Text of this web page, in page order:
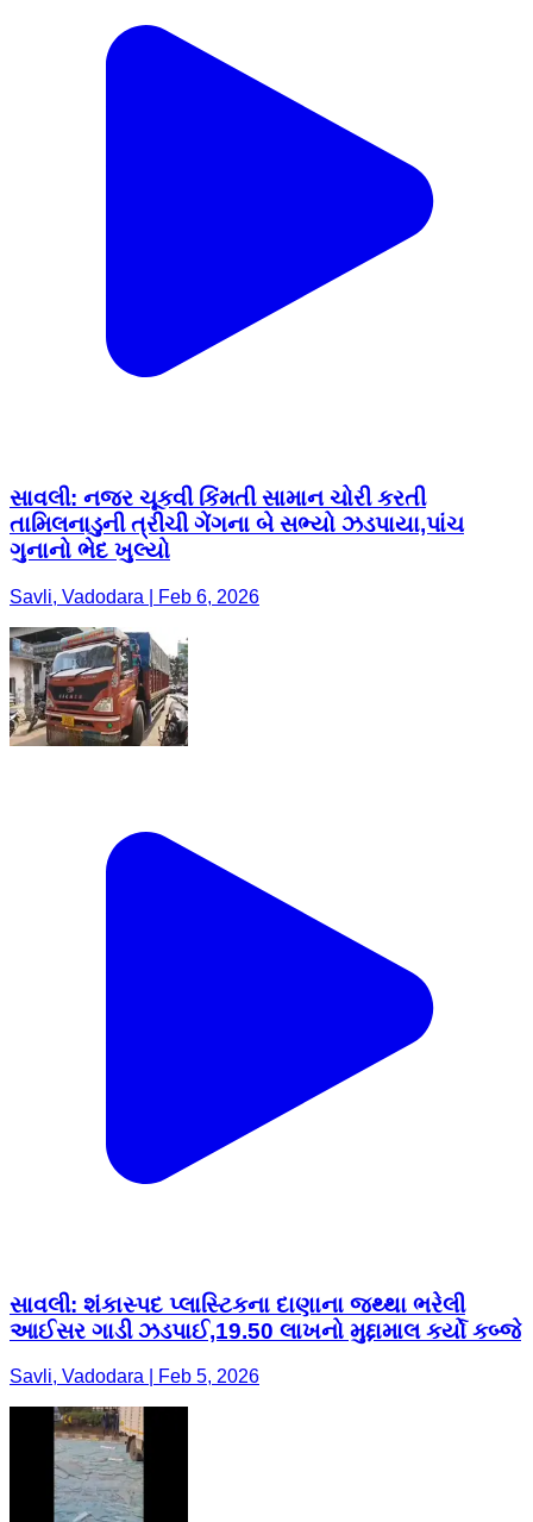
સાવલી: નજર ચૂકવી કિંમતી સામાન ચોરી કરતી
તામિલનાડુની ત્રીચી ગેંગના બે સભ્યો ઝડપાયા,પાંચ
ગુનાનો ભેદ ખુલ્યો
Savli, Vadodara | Feb 6, 2026
સાવલી: શંકાસ્પદ પ્લાસ્ટિકના દાણાના જથ્થા ભરેલી
આઈસર ગાડી ઝડપાઈ,19.50 લાખનો મુદ્દામાલ કર્યો કબ્જે
Savli, Vadodara | Feb 5, 2026